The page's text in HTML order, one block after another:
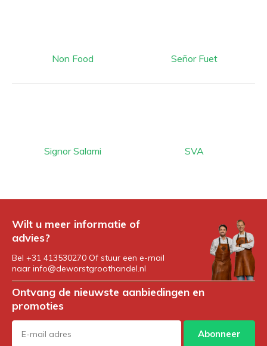
Non Food Señor Fuet
Signor Salami SVA
Wilt u meer informatie of
advies?
Bel +31 413530270 Of stuur een e-mail
naar info@deworstgroothandel.nl
Ontvang de nieuwste aanbiedingen en
promoties
Abonneer